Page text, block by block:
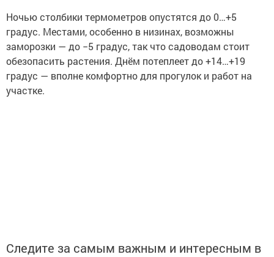
Ночью столбики термометров опустятся до 0…+5
градус. Местами, особенно в низинах, возможны
заморозки — до −5 градус, так что садоводам стоит
обезопасить растения. Днём потеплеет до +14…+19
градус — вполне комфортно для прогулок и работ на
участке.
Следите за самым важным и интересным в